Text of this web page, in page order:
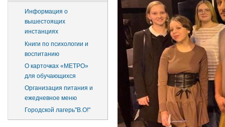
Информация о
вышестоящих
инстанциях
Книги по психологии и
воспитанию
О карточках «МЕТРО»
для обучающихся
Организация питания и
ежедневное меню
Городской лагерь"В.О!"